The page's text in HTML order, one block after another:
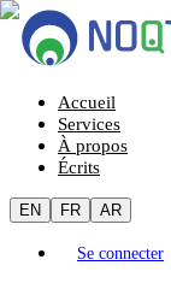
Accueil
Services
À propos
Écrits
EN FR AR
Se connecter